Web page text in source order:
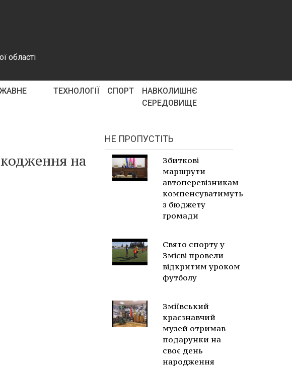
області
ТЕХНОЛОГІЇ СПОРТ
НАВКОЛИШНЄ
СЕРЕДОВИЩЕ
на
НЕ ПРОПУСТІТЬ
Збиткові
маршрути
автоперевізникам
компенсуватимуть
з бюджету
громади
Свято спорту у
Змієві провели
відкритим уроком
футболу
Зміївський
краєзнавчий
музей отримав
подарунки на
своє день
народження